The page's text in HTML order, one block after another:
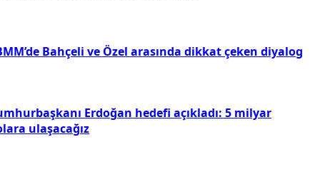
Bahçeli ve Özel arasında dikkat çeken diyalog
Erdoğan hedefi açıkladı: 5 milyar
ulaşacağız